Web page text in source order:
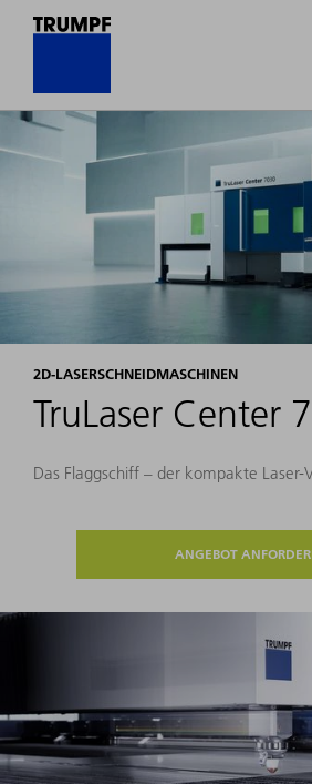
2D-LASERSCHNEIDMASCHINEN
TruLaser Center
Das Flaggschiff – der kompakte Laser-
ANGEBOT